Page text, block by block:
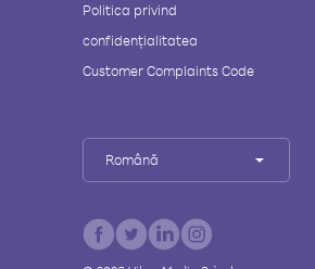
Politica privind
confidențialitatea
Customer Complaints Code
Română